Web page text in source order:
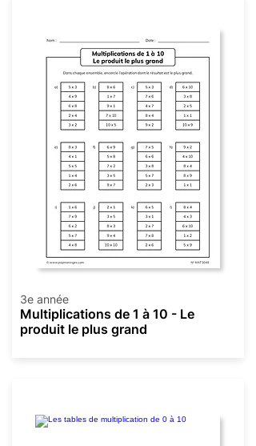
3e année
Multiplications de 1 à 10 - Le
produit le plus grand